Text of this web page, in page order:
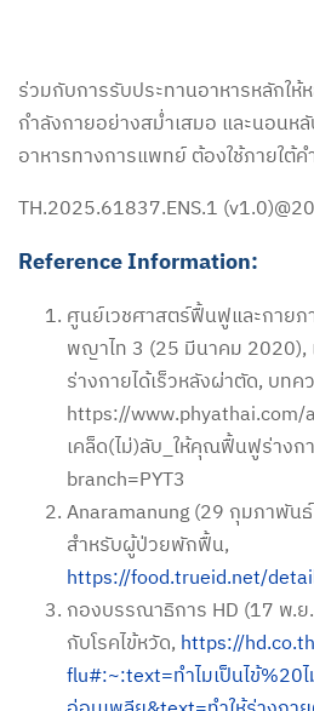
ร่วมกับการรับประทานอาหารหลักใ
กำลังกายอย่างสม่ำเสมอ และนอน
อาหารทางการแพทย์ ต้องใช้ภายใต้
TH.2025.61837.ENS.1
Reference Information:
ศูนย์เวชศาสตร์ฟื้นฟูและกาย
พญาไท 3 (25 มีนาคม 2020),
ร่างกายได้เร็วหลังผ่าตัด, บทค
https://
เคล็ด(ไม่)ลับ_ให้คุณฟื้นฟูร่างก
branch=PYT3
Anaramanung (29 กุมภาพัน
สำหรับผู้ป่วยพักฟื้น,
https://food.trueid.net/
กองบรรณาธิการ HD (17 พ.ย
กับโรคไข้หวัด, https://
flu#:~:text=ทำไมเป็นไข้%20